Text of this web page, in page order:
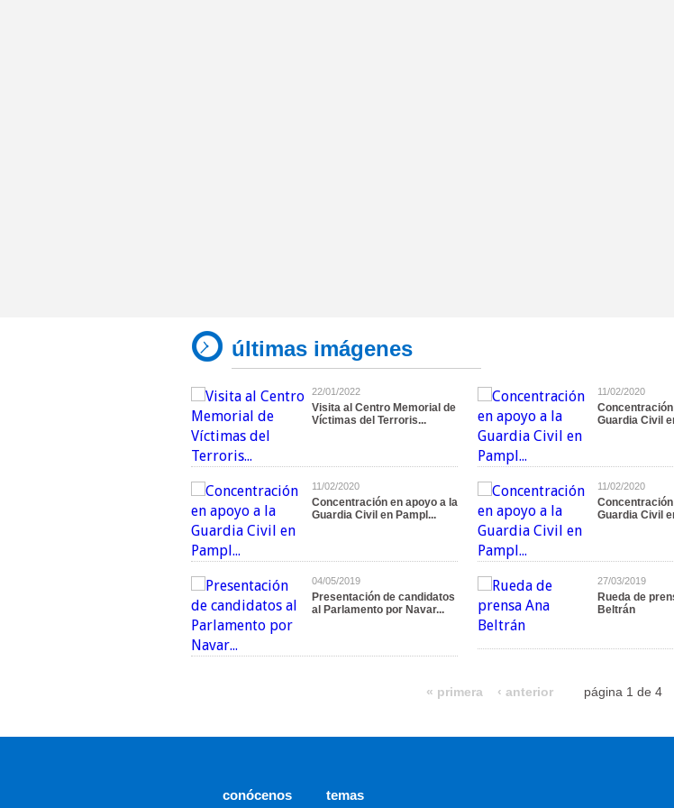
últimas imágenes
22/01/2022
Visita al Centro Memorial de
Víctimas del Terroris...
11/02/2020
Guardia Civil
11/02/2020
Concentración en apoyo a la
Guardia Civil en Pampl...
11/02/2020
Guardia Civil
04/05/2019
Presentación de candidatos
al Parlamento por Navar...
27/03/2019
Rueda de
Beltrán
« primera ‹ anterior página 1 de 4
conócenos temas